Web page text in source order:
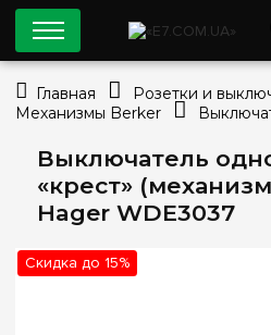
Выключатель
«крест»
Hager WDE3037
Скидка до 15%
0
Главная Розетки и
Механизмы Berker